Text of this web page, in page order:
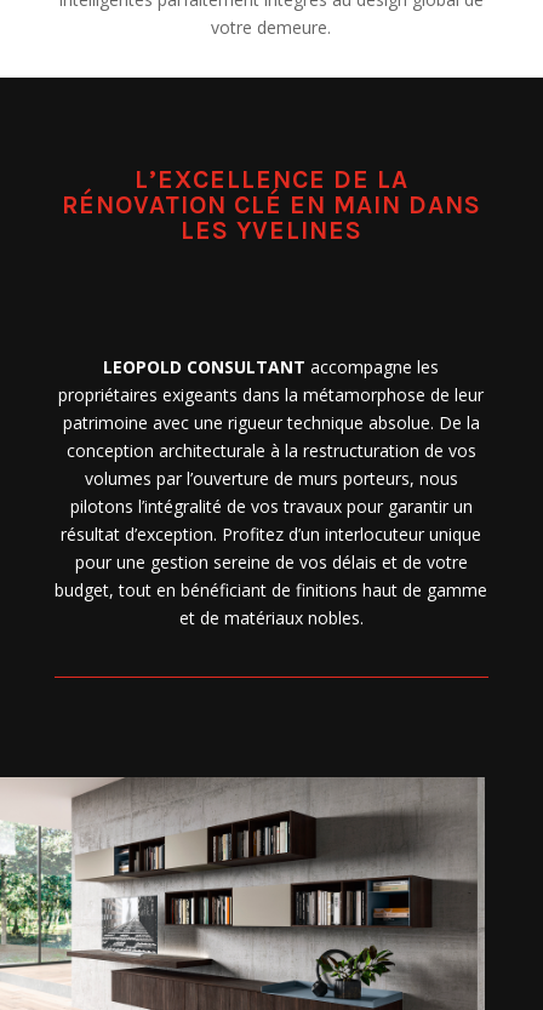
votre demeure.
L’EXCELLENCE DE LA
RÉNOVATION CLÉ EN MAIN DANS
LES YVELINES
LEOPOLD CONSULTANT accompagne les
propriétaires exigeants dans la métamorphose de leur
patrimoine avec une rigueur technique absolue. De la
conception architecturale à la restructuration de vos
volumes par l’ouverture de murs porteurs, nous
pilotons l’intégralité de vos travaux pour garantir un
résultat d’exception. Profitez d’un interlocuteur unique
pour une gestion sereine de vos délais et de votre
budget, tout en bénéficiant de finitions haut de gamme
et de matériaux nobles.